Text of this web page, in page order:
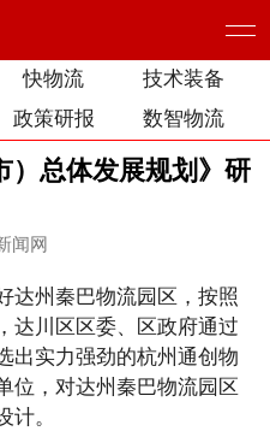
快物流
技术装备
政策研报 数智物流
）总体发展规划》研
闻网
州秦巴物流园区，按照
达川区区委、区政府通过
出实力强劲的杭州通创物
位，对达州秦巴物流园区
。